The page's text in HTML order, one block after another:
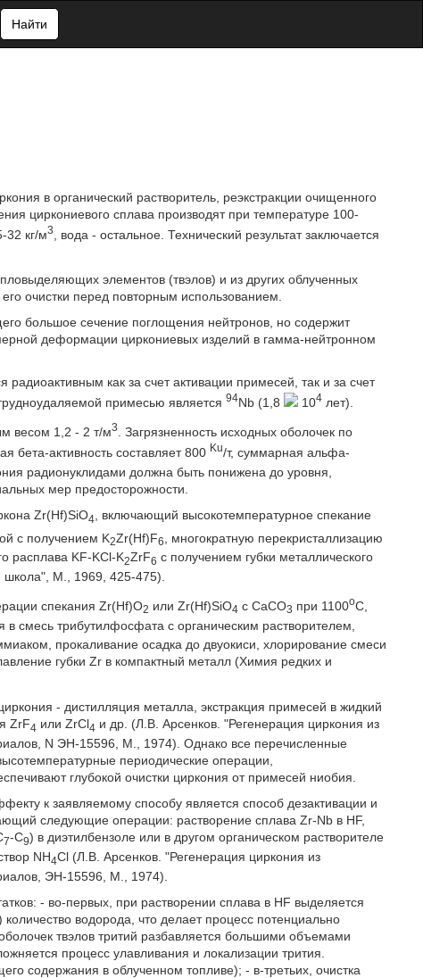
Найти
в органический растворитель, реэкстракции очищенного
циркониевого сплава производят при температуре 100-
32 кг/м3
, вода - остальное. Технический результат заключается
элементов (твэлов) и из других облученных
очистки перед повторным использованием.
большое сечение поглощения нейтронов, но содержит
деформации циркониевых изделий в гамма-нейтронном
как за счет активации примесей, так и за счет
примесью является94Nb (1,8 104 лет).
весом 1,2 - 2 т/м3
. Загрязненность исходных оболочек по
бета-активность составляет 800 Ku/т, суммарная альфа-
радионуклидами должна быть понижена до уровня,
мер предосторожности.
Zr(Hf)SiO4
, включающий высокотемпературное спекание
с получением K2Zr(Hf)F6
, многократную перекристаллизацию
расплава KF-KCl-K2ZrF6 с получением губки металлического
школа", М., 1969, 425-475).
спекания Zr(Hf)O2 или Zr(Hf)SiO4 с CaCO3 при 1100oC,
в смесь трибутилфосфата с органическим растворителем,
прокаливание осадка до двуокиси, хлорирование смеси
губки Zr в компактный металл (Химия редких и
- дистилляция металла, экстракция примесей в жидкий
ZrF4 или ZrCl4 и др. (Л.В. Арсенков. "Регенерация циркония из
N ЭН-15596, М., 1974). Однако все перечисленные
периодические операции,
глубокой очистки циркония от примесей ниобия.
к заявляемому способу является способ дезактивации и
следующие операции: растворение сплава Zr-Nb в HF,
7-C9) в диэтилбензоле или в другом органическом растворителе
NH4Cl (Л.В. Арсенков. "Регенерация циркония из
ЭН-15596, М., 1974).
- во-первых, при растворении сплава в HF выделяется
водорода, что делает процесс потенциально
твэлов тритий разбавляется большими объемами
процесс улавливания и локализации трития.
содержания в облученном топливе); - в-третьих, очистка